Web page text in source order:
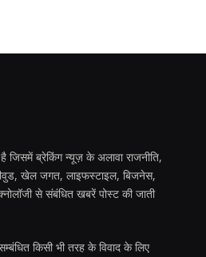
जिसमें ब्रेकिंग न्यूज़ के अलावा राजनीति,
खेल जगत, लाइफस्टाइल, बिजनेस,
से संबंधित खबरें पोस्ट की जाती
किसी भी तरह के विवाद के लिए